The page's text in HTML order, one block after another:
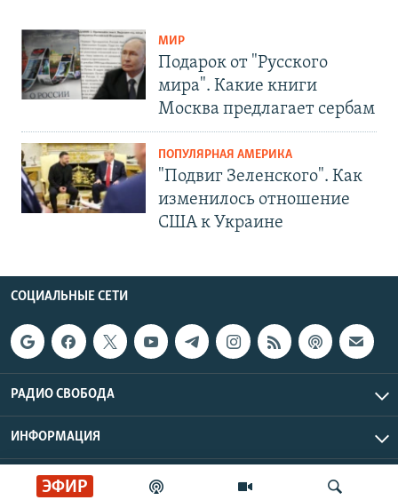
ЭФИР
МИР
Подарок от "Русского
мира". Какие книги
Москва предлагает сербам
ПОПУЛЯРНАЯ АМЕРИКА
"Подвиг Зеленского". Как
изменилось отношение
США к Украине
СОЦИАЛЬНЫЕ СЕТИ
РАДИО СВОБОДА
ИНФОРМАЦИЯ
Радио Свобода © 2026 RFE/RL, Inc. | Все права защищены.